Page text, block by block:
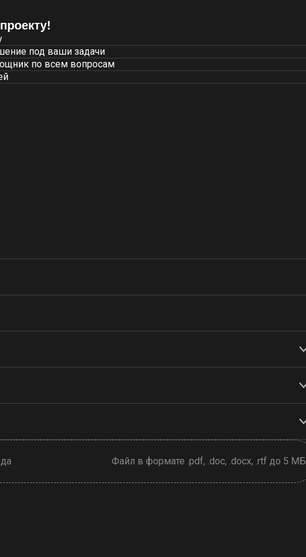
Файл в формате .pdf, .doc, .docx, .rtf до 5 МБ
под ваши задачи
по всем вопросам